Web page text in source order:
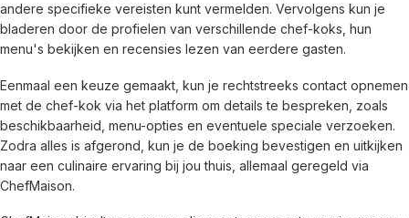
andere specifieke vereisten kunt vermelden. Vervolgens kun je
bladeren door de profielen van verschillende chef-koks, hun
menu's bekijken en recensies lezen van eerdere gasten.
Eenmaal een keuze gemaakt, kun je rechtstreeks contact opnemen
met de chef-kok via het platform om details te bespreken, zoals
beschikbaarheid, menu-opties en eventuele speciale verzoeken.
Zodra alles is afgerond, kun je de boeking bevestigen en uitkijken
naar een culinaire ervaring bij jou thuis, allemaal geregeld via
ChefMaison.